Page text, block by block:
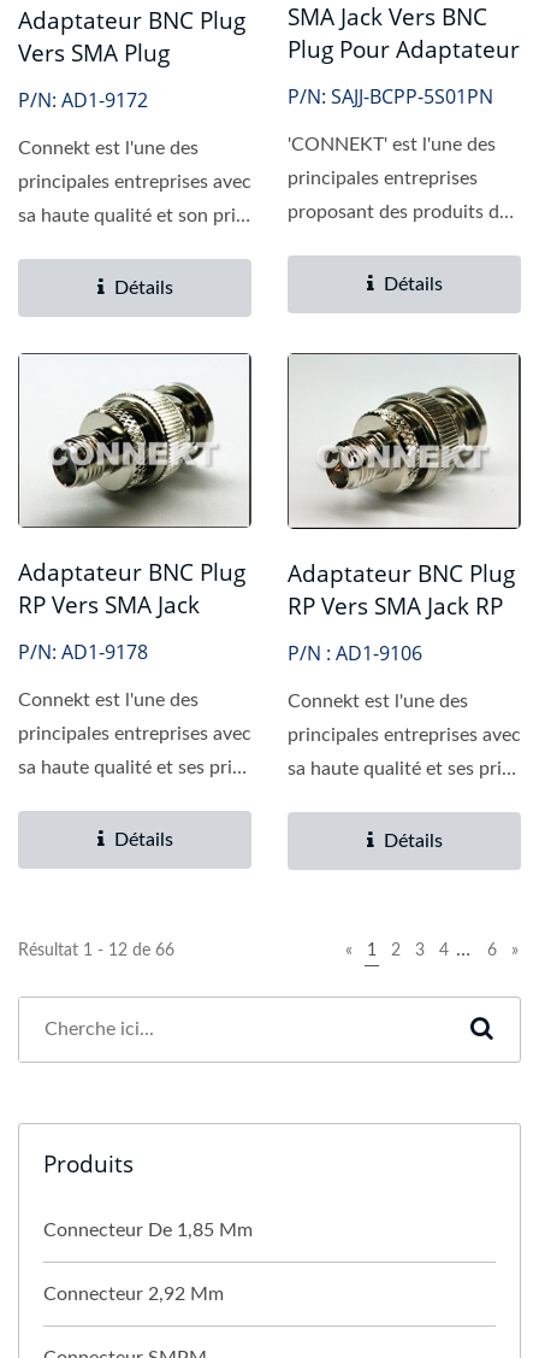
Adaptateur BNC Plug
Vers SMA Plug
P/N: AD1-9172
Connekt est l'une des
principales entreprises avec
sa haute qualité et son prix
Détails
SMA Jack Vers BNC
Plug Pour Adaptateur
P/N: SAJJ-BCPP-5S01PN
'CONNEKT' est l'une des
principales entreprises
proposant des produits de
Détails
Adaptateur BNC Plug
RP Vers SMA Jack
P/N: AD1-9178
Connekt est l'une des
principales entreprises avec
sa haute qualité et ses prix
Détails
Adaptateur BNC Plug
RP Vers SMA Jack RP
P/N : AD1-9106
Connekt est l'une des
principales entreprises avec
sa haute qualité et ses prix
Détails
Résultat 1 - 12 de 66 « 1 2 3 4 … 6 »
Produits
Connecteur De 1,85 Mm
Connecteur 2,92 Mm